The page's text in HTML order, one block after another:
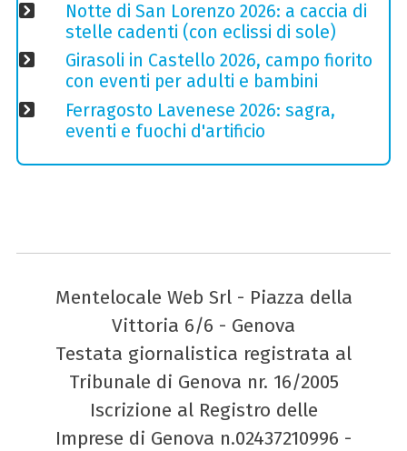
Notte di San Lorenzo 2026: a caccia di
stelle cadenti (con eclissi di sole)
Girasoli in Castello 2026, campo fiorito
con eventi per adulti e bambini
Ferragosto Lavenese 2026: sagra,
eventi e fuochi d'artificio
Mentelocale Web Srl - Piazza della
Vittoria 6/6 - Genova
Testata giornalistica registrata al
Tribunale di Genova nr. 16/2005
Iscrizione al Registro delle
Imprese di Genova n.02437210996 -